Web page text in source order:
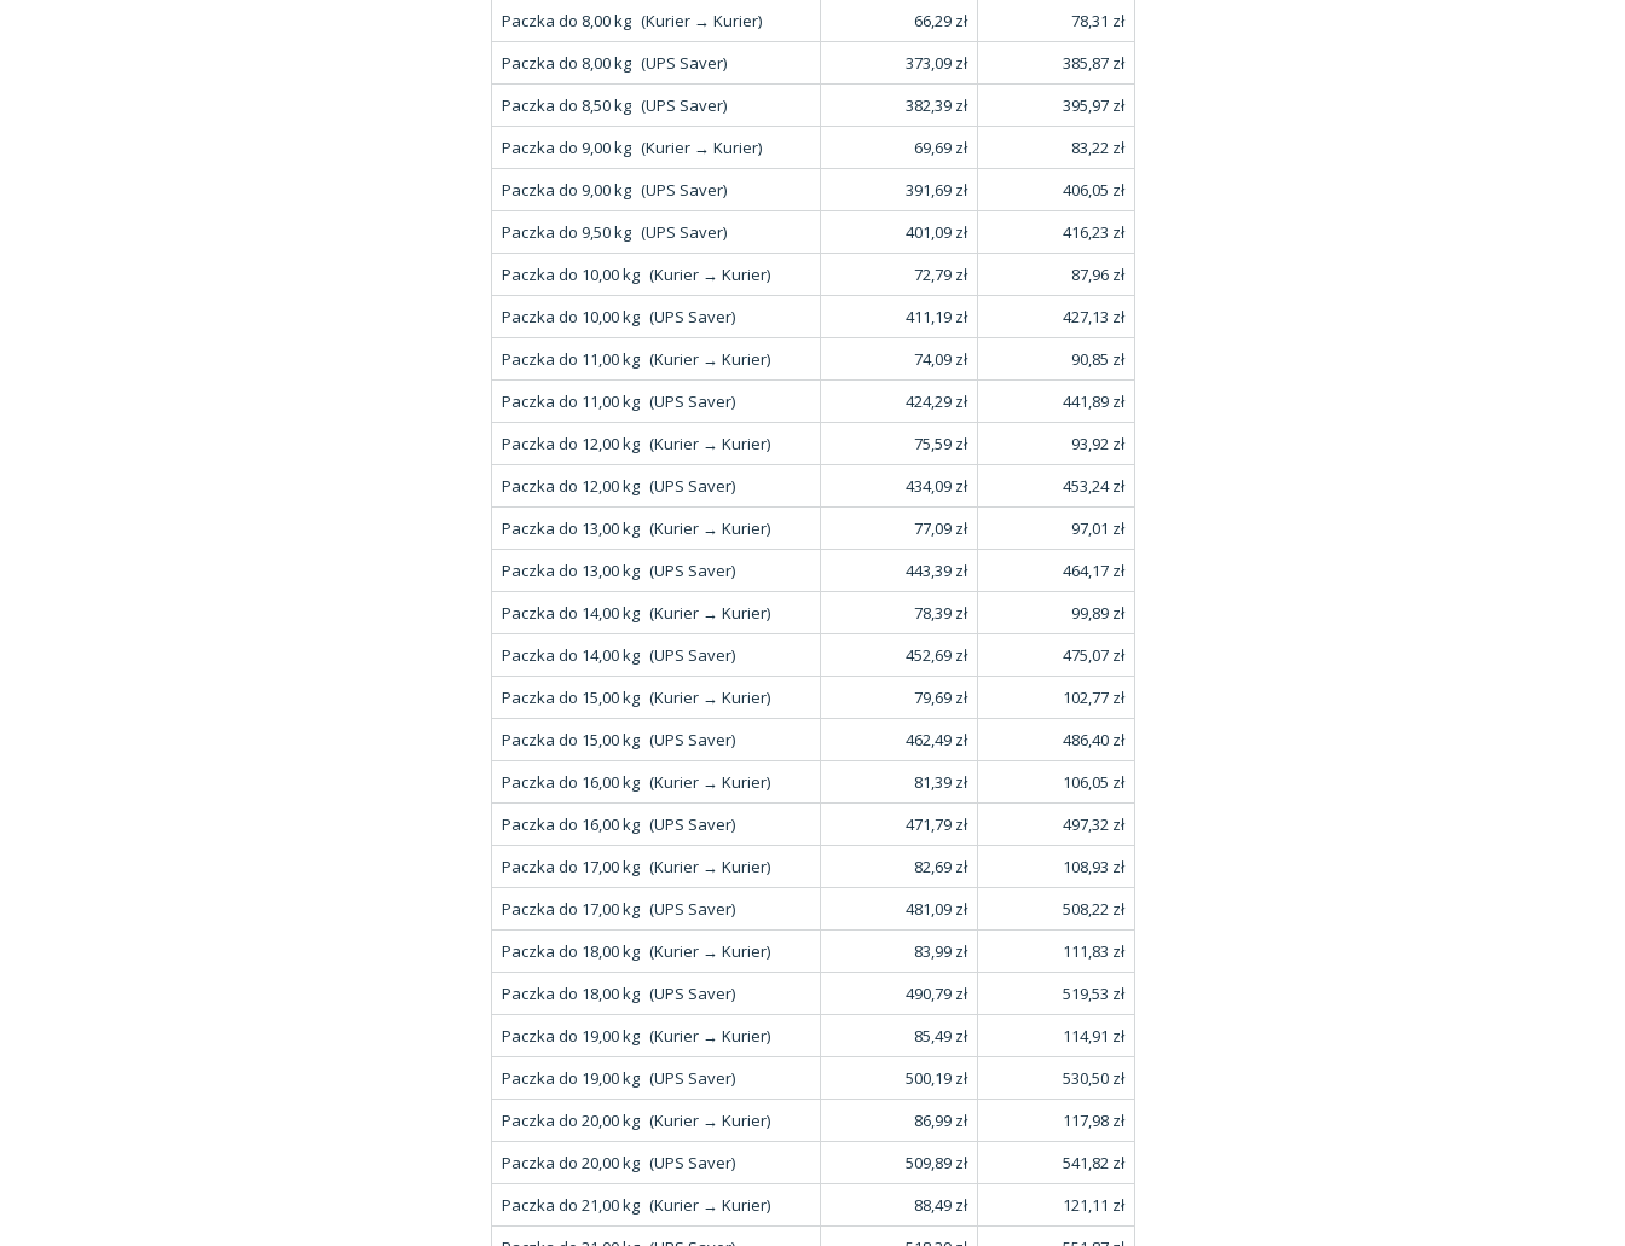
Paczka do 8,00 kg (Kurier → Kurier) 66,29 zł
78,31 zł
Paczka do 8,00 kg (UPS Saver) 373,09 zł
385,87 zł
Paczka do 8,50 kg (UPS Saver) 382,39 zł
395,97 zł
Paczka do 9,00 kg (Kurier → Kurier) 69,69 zł
83,22 zł
Paczka do 9,00 kg (UPS Saver) 391,69 zł
406,05 zł
Paczka do 9,50 kg (UPS Saver) 401,09 zł
416,23 zł
Paczka do 10,00 kg (Kurier → Kurier) 72,79 zł
87,96 zł
Paczka do 10,00 kg (UPS Saver) 411,19 zł
427,13 zł
Paczka do 11,00 kg (Kurier → Kurier) 74,09 zł
90,85 zł
Paczka do 11,00 kg (UPS Saver) 424,29 zł
441,89 zł
Paczka do 12,00 kg (Kurier → Kurier) 75,59 zł
93,92 zł
Paczka do 12,00 kg (UPS Saver) 434,09 zł
453,24 zł
Paczka do 13,00 kg (Kurier → Kurier) 77,09 zł
97,01 zł
Paczka do 13,00 kg (UPS Saver) 443,39 zł
464,17 zł
Paczka do 14,00 kg (Kurier → Kurier) 78,39 zł
99,89 zł
Paczka do 14,00 kg (UPS Saver) 452,69 zł
475,07 zł
Paczka do 15,00 kg (Kurier → Kurier) 79,69 zł
102,77 zł
Paczka do 15,00 kg (UPS Saver) 462,49 zł
486,40 zł
Paczka do 16,00 kg (Kurier → Kurier) 81,39 zł
106,05 zł
Paczka do 16,00 kg (UPS Saver) 471,79 zł
497,32 zł
Paczka do 17,00 kg (Kurier → Kurier) 82,69 zł
108,93 zł
Paczka do 17,00 kg (UPS Saver) 481,09 zł
508,22 zł
Paczka do 18,00 kg (Kurier → Kurier) 83,99 zł
111,83 zł
Paczka do 18,00 kg (UPS Saver) 490,79 zł
519,53 zł
Paczka do 19,00 kg (Kurier → Kurier) 85,49 zł
114,91 zł
Paczka do 19,00 kg (UPS Saver) 500,19 zł
530,50 zł
Paczka do 20,00 kg (Kurier → Kurier) 86,99 zł
117,98 zł
Paczka do 20,00 kg (UPS Saver) 509,89 zł
541,82 zł
Paczka do 21,00 kg (Kurier → Kurier) 88,49 zł
121,11 zł